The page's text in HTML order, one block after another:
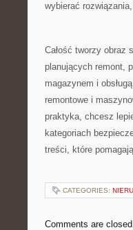
wybierać
Całość tworzy obraz
planujących remont,
magazynem i
remontowe i
praktyka, chcesz
kategoriach
treści, które
CATEGORIES:
Comments are